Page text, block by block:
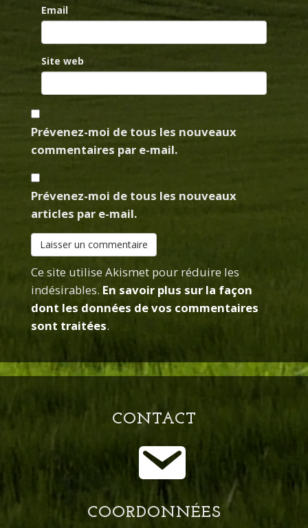
Email
Site web
Prévenez-moi de tous les nouveaux
commentaires par e-mail.
Prévenez-moi de tous les nouveaux
articles par e-mail.
Ce site utilise Akismet pour réduire les
indésirables. En savoir plus sur la façon
dont les données de vos commentaires
sont traitées.
CONTACT
COORDONNÉES